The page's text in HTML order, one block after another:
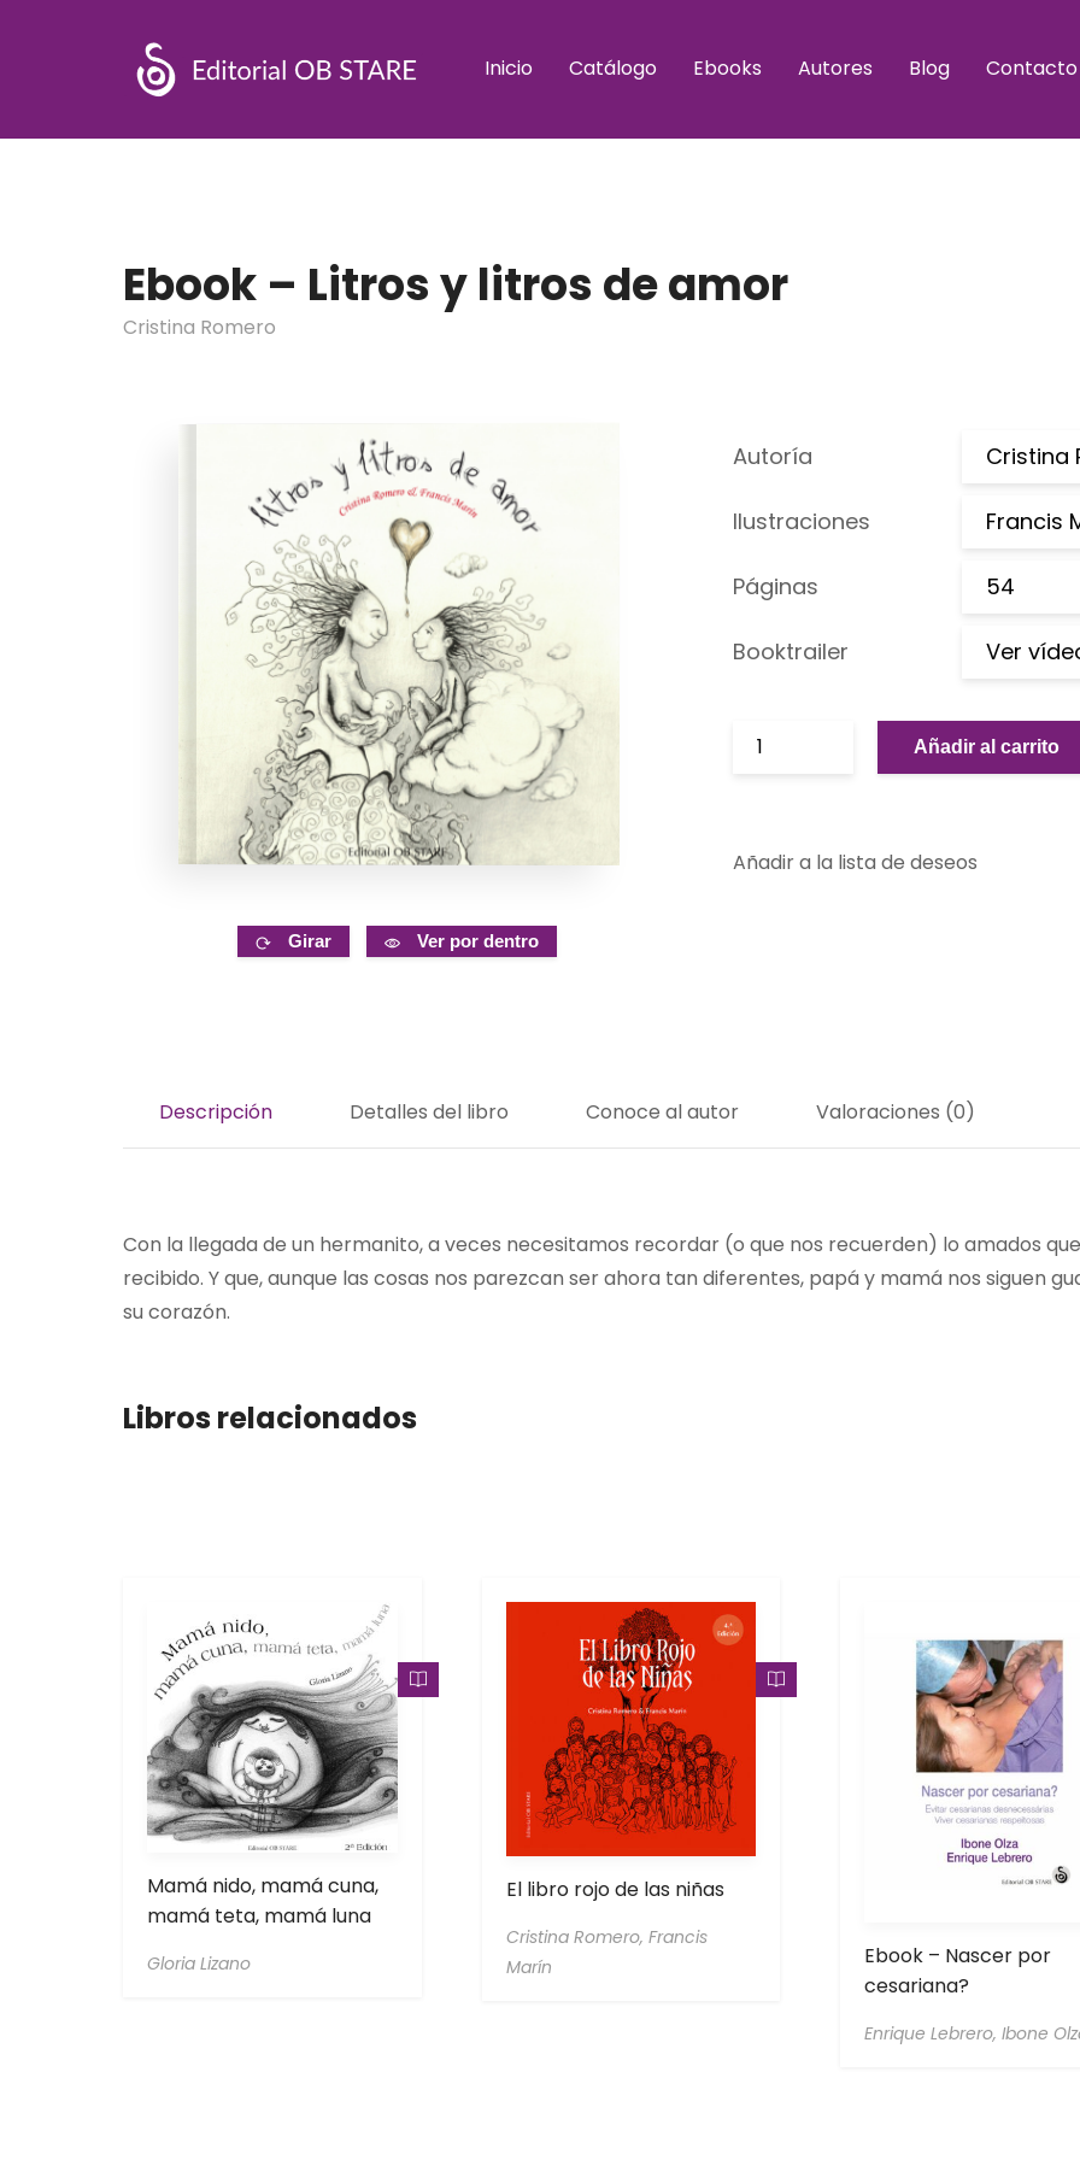
Inicio Catálogo Ebooks Autores Blog Contacto
Ebook – Litros y litros de amor
Cristina Romero
Girar Ver por dentro
Autoría Cristina
Ilustraciones Francis
Páginas 54
Booktrailer Ver
Añadir al carrito
Añadir a la lista de deseos
Descripción Detalles del libro Conoce al autor Valoraciones (0)
Con la llegada de un hermanito, a veces necesitamos recordar (o que nos recuerden) lo amados
recibido. Y que, aunque las cosas nos parezcan ser ahora tan diferentes, papá y mamá nos siguen
su corazón.
Libros relacionados
Mamá nido, mamá cuna,
mamá teta, mamá luna
Gloria Lizano
El libro rojo de las niñas
Cristina Romero, Francis
Marín
Ebook – Nascer por
cesariana?
Enrique Lebrero, Ibone